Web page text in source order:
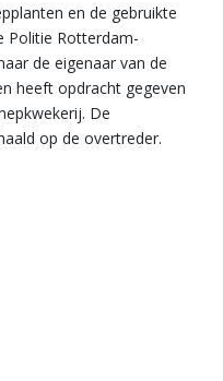
en de gebruikte
Politie Rotterdam-
de eigenaar van de
heeft opdracht gegeven
De
op de overtreder.